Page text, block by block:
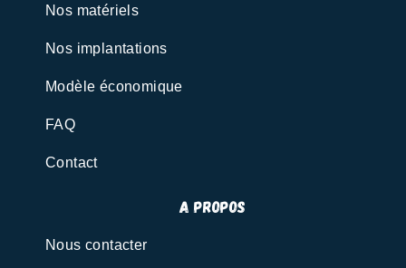
Nos matériels
Nos implantations
Modèle économique
FAQ
Contact
A propos
Nous contacter